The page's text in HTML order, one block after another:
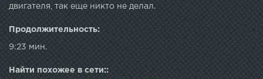
двигателя, так еще никто не делал.
Продолжительность:
9:23 мин.
Найти похожее в сети::